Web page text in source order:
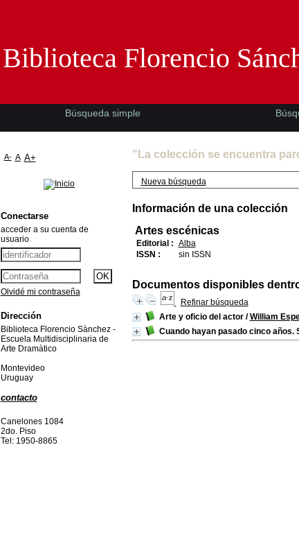
"La colección se encuentra
Nueva búsqueda
Información de una colección
Artes escénicas
Editorial : Alba
ISSN :
sin ISSN
Documentos disponibles
Refinar búsqueda
Arte y oficio del actor/William
Cuando hayan pasado cinco años.
Biblioteca Florencio
Búsqueda simple
A- A A+
Conectarse
acceder a su cuenta de
usuario
Olvidé mi contraseña
Dirección
Biblioteca Florencio Sànchez -
Escuela Multidisciplinaria de
Arte Dramàtico
Montevideo
Uruguay
contacto
Canelones 1084
2do. Piso
Tel: 1950-8865